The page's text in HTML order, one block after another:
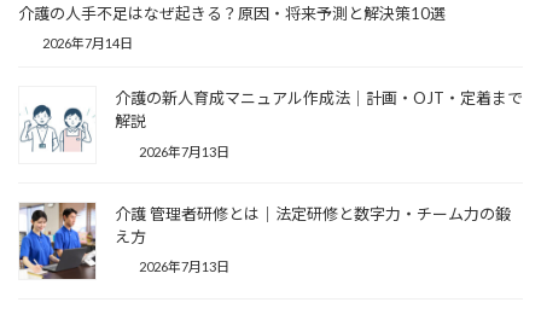
介護の人手不足はなぜ起きる？原因・将来予測と解決策10選
2026年7月14日
介護の新人育成マニュアル作成法｜計画・OJT・定着まで
解説
2026年7月13日
介護 管理者研修とは｜法定研修と数字力・チーム力の鍛
え方
2026年7月13日